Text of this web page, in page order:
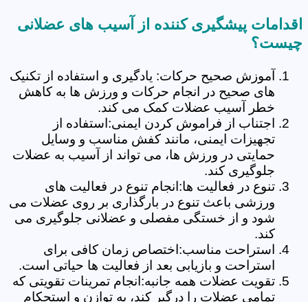
اقدامات پیشگیری کننده از آسیب های عضلانی
چیست؟
آموزش صحیح حرکات: یادگیری و استفاده از تکنیک
های صحیح در انجام حرکات و ورزش ها به کاهش
خطر آسیب عضلات کمک می کند.
اجتناب از فراموش کردن ایمنی:استفاده از
تجهیزات ایمنی، مانند کفش مناسب و وسایل
حمایتی در ورزش ها، می تواند از آسیب به عضلات
جلوگیری کند.
تنوع در فعالیت ها:انجام تنوع در فعالیت های
ورزشی باعث تنوع در بارگذاری بر روی عضلات می
شود و از خستگی مفصلی و عضلانی جلوگیری می
کند.
استراحت مناسب:اختصاص زمان کافی برای
استراحت و بازیابی بعد از فعالیت ها حیاتی است.
تقویت عضلات همه جانبه:انجام تمرینات تقویتی که
تمامی عضلات را درگیر کند، به توازن و استحکام